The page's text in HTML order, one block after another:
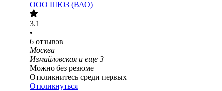
ООО ШЮЗ (ВАО)
3.1
•
6 отзывов
Москва
Измайловская и еще 3
Можно без резюме
Откликнитесь среди первых
Откликнуться